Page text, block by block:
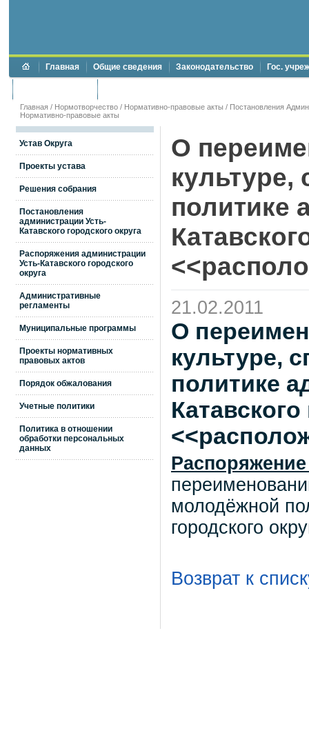
Главная Общие сведения Законодательство Гос.
Главная / Нормотворчество / Нормативно-правовые акты / Постановления
Нормативно-правовые акты
Устав Округа
Проекты устава
Решения собрания
Постановления
администрации Усть-
Катавского городского округа
Распоряжения администрации
Усть-Катавского городского
округа
Административные
регламенты
Муниципальные программы
Проекты нормативных
правовых актов
Порядок обжалования
Учетные политики
Политика в отношении
обработки персональных
данных
О
политике
21.02.2011
О
культуре,
политике
молодёжной
городского
Возврат к